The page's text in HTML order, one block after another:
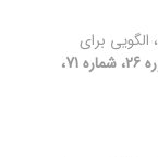
برای
[دوره 26، شماره 71،